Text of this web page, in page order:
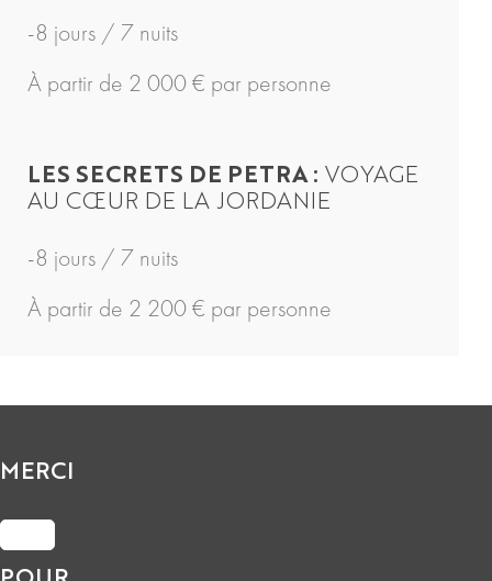
-8 jours / 7 nuits
À partir de 2 000 € par personne
LES SECRETS DE PETRA : VOYAGE
AU CŒUR DE LA JORDANIE
-8 jours / 7 nuits
À partir de 2 200 € par personne
MERCI